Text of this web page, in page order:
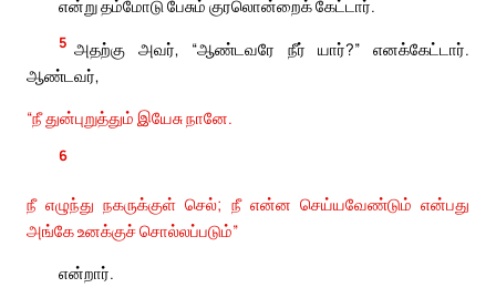
என்று தம்மோடு பேசும் குரலொன்றைக் கேட்டார்.
5 அதற்கு அவர், “ஆண்டவரே நீர் யார்?” எனக்கேட்டார்.
ஆண்டவர்,
“நீ துன்புறுத்தும் இயேசு நானே.
6
நீ எழுந்து நகருக்குள் செல்; நீ என்ன செய்யவேண்டும் என்பது
அங்கே உனக்குச் சொல்லப்படும்”
என்றார்.